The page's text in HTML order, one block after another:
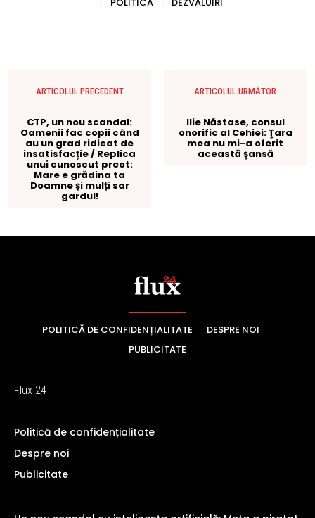
POLITICĂ DE CONFIDENȚIALITATE
DESPRE NOI
PUBLICITATE
Flux 24
Politică de confidențialitate
Despre noi
Publicitate